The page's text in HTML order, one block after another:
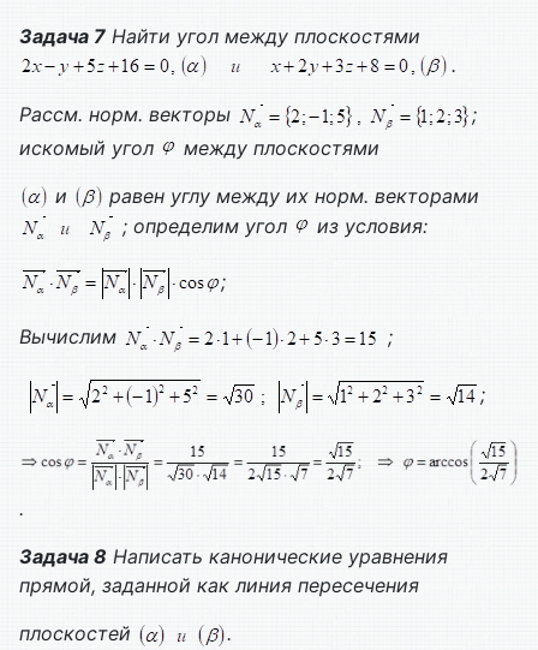
Задача 7 Найти угол между плоскостями
.
Рассм. норм. векторы
;
искомый угол
между плоскостями
и
равен углу между их норм. векторами
; определим угол
из условия:
;
Вычислим ;
;
.
Задача 8 Написать канонические уравнения
прямой, заданной как линия пересечения
плоскостей
.